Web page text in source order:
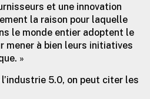
et une innovation
la raison pour laquelle
le monde entier adoptent le
mener à bien leurs initiatives
»
5.0, on peut citer les